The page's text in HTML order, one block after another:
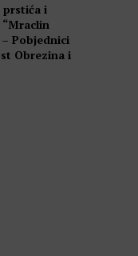
i
“Mraclin
– Pobjednici
Obrezina i